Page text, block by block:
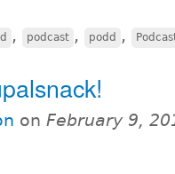
, podcast , podd ,
on February 9,